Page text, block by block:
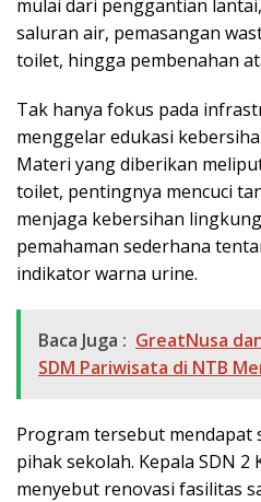
mulai dari penggantian
saluran air, pemasangan
toilet, hingga pembenahan
Tak hanya fokus pada
menggelar edukasi
Materi yang diberikan
toilet, pentingnya mencuci
menjaga kebersihan
pemahaman sederhana
indikator warna urine.
Baca Juga : GreatNusa
SDM Pariwisata di NTB
Program tersebut mendapat
pihak sekolah. Kepala SDN 2
menyebut renovasi fasilitas